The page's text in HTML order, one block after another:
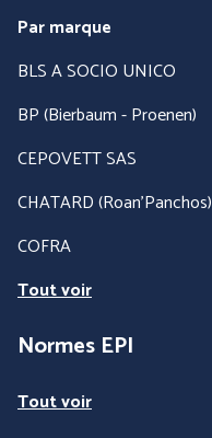
Par marque
BLS A SOCIO UNICO
BP (Bierbaum - Proenen)
CEPOVETT SAS
CHATARD (Roan'Panchos)
COFRA
Tout voir
Normes EPI
Tout voir